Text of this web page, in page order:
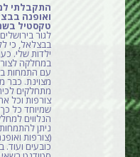
התקבלתי
ואופנה
טקסטיל
לגור
בבצלאל, כי
ילדות שלי.
במחלקה
עם התמחות
מצוינת. כבר
מתחלקים
צורפות וכל
שמיוחד כל
הנלווים
ניתן
(צורפות
כובעים